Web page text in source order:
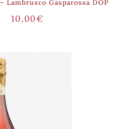
Lambrusco Gasparossa DOP
10,00€